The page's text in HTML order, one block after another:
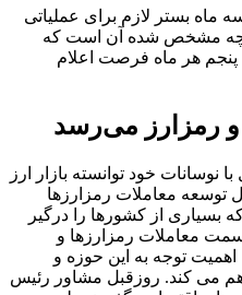
بستر لازم برای عملیاتی
آنچه مشخص شده آن است که
پنجم هر ماه فرصت اعلام
و رمزارز می‌رسد
نوسانات خود توانسته بازار ارز
توسعه معاملات رمزارزها
بسیاری از کشورها را درگیر
سمت معاملات رمزارزها و
توجه به این حوزه و
می کند. روزقبل مشاور رئیس